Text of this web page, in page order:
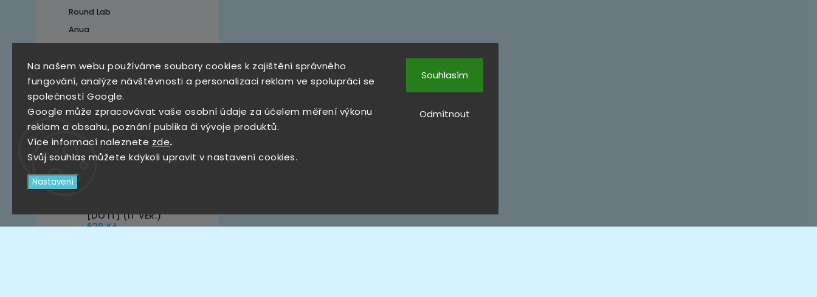
Na našem webu používáme soubory cookies k zajištění správného
fungování, analýze návštěvnosti a personalizaci reklam ve spolupráci se
společností Google.
Google může zpracovávat vaše osobní údaje za účelem měření výkonu
reklam a obsahu, poznání publika či vývoje produktů.
Více informací naleznete zde.
Svůj souhlas můžete kdykoli upravit v nastavení cookies.
Nastavení
Odmítnout
Souhlasím
Round Lab
Anua
Top 10 produktů
SKZ Mystery Box
790 Kč
Stray Kids – KARMA [The
4th Full Album ]
(CEREMONY VER.,
[DO IT] (IT VER.)
629 Kč